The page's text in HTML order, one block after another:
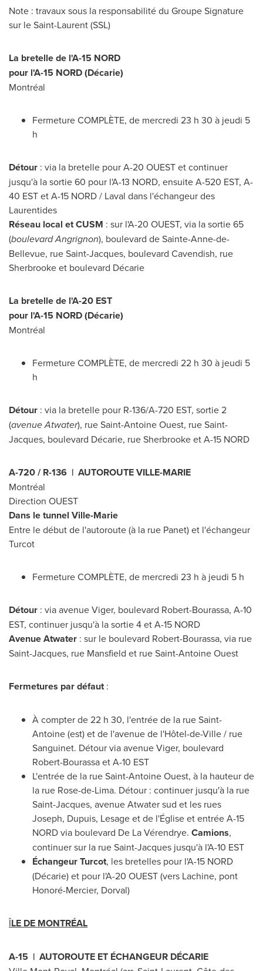
Note : travaux sous la responsabilité du Groupe Signature
sur leSaint-Laurent(SSL)
La bretelle de l'A-15 NORD
pour l'A-15 NORD (Décarie)
Montréal
Fermeture COMPLÈTE, de mercredi 23 h 30 à jeudi 5
h
Détour : via la bretelle pour A-20 OUEST et continuer
jusqu'à la sortie 60 pour l'A-13 NORD, ensuite A-520 EST, A-
40 EST et A-15 NORD / Laval dans l'échangeur des
Laurentides
Réseau local et CUSM : sur l'A-20 OUEST, via la sortie 65
(boulevard Angrignon), boulevard deSainte-Anne-de-
Bellevue, rue Saint-Jacques, boulevard Cavendish, rue
Sherbrookeet boulevard Décarie
La bretelle de l'A-20 EST
pour l'A-15 NORD (Décarie)
Montréal
Fermeture COMPLÈTE, de mercredi 22 h 30 à jeudi 5
h
Détour : via la bretelle pour R-136/A-720 EST, sortie 2
(avenueAtwater), rue Saint-Antoine Ouest, rue Saint-
Jacques, boulevard Décarie, rueSherbrookeet A-15 NORD
A-720 / R-136 | AUTOROUTEVILLE-MARIE
Montréal
Direction OUEST
Dans le tunnel Ville-Marie
Entre le début de l'autoroute (à la rue Panet) et l'échangeur
Turcot
Fermeture COMPLÈTE, de mercredi 23 h à jeudi 5 h
Détour : via avenue Viger, boulevard Robert-Bourassa, A-10
EST, continuer jusqu'à la sortie 4 et A-15 NORD
AvenueAtwater : sur le boulevard Robert-Bourassa, via rue
Saint-Jacques, rue Mansfield et rue Saint-Antoine Ouest
Fermetures par défaut:
À compter de 22 h 30, l'entrée de la rueSaint-
Antoine(est) et de l'avenue de l'Hôtel-de-Ville / rue
Sanguinet. Détour via avenue Viger, boulevard
Robert-Bourassa et A-10 EST
L'entrée de la rue Saint-Antoine Ouest, à la hauteur de
la rue Rose-de-Lima. Détour : continuer jusqu'à la rue
Saint-Jacques, avenueAtwatersud et les rues
Joseph, Dupuis, Lesage et de l'Église et entrée A-15
NORD via boulevard De La Vérendrye. Camions,
continuer sur la rueSaint-Jacques jusqu'à l'A-10 EST
Échangeur Turcot, les bretelles pour l'A-15 NORD
(Décarie) et pour l'A-20 OUEST (vers Lachine, pont
Honoré-Mercier, Dorval)
ÎLE DE MONTRÉAL
A-15 | AUTOROUTE ET ÉCHANGEUR DÉCARIE